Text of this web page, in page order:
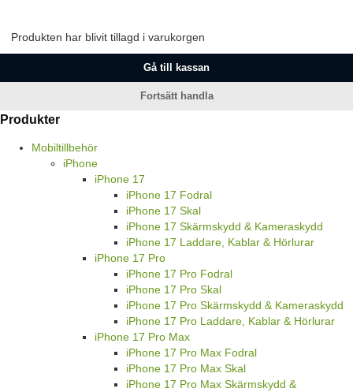
Produkten har blivit tillagd i varukorgen
Gå till kassan
Fortsätt handla
Produkter
Mobiltillbehör
iPhone
iPhone 17
iPhone 17 Fodral
iPhone 17 Skal
iPhone 17 Skärmskydd & Kameraskydd
iPhone 17 Laddare, Kablar & Hörlurar
iPhone 17 Pro
iPhone 17 Pro Fodral
iPhone 17 Pro Skal
iPhone 17 Pro Skärmskydd & Kameraskydd
iPhone 17 Pro Laddare, Kablar & Hörlurar
iPhone 17 Pro Max
iPhone 17 Pro Max Fodral
iPhone 17 Pro Max Skal
iPhone 17 Pro Max Skärmskydd &